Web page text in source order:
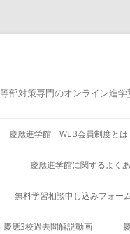
部対策専門のオンライン進
慶應進学館 WEB会員制度とは
慶應進学館に関するよく
無料学習相談申し込みフォー
慶應3校過去問解説動画